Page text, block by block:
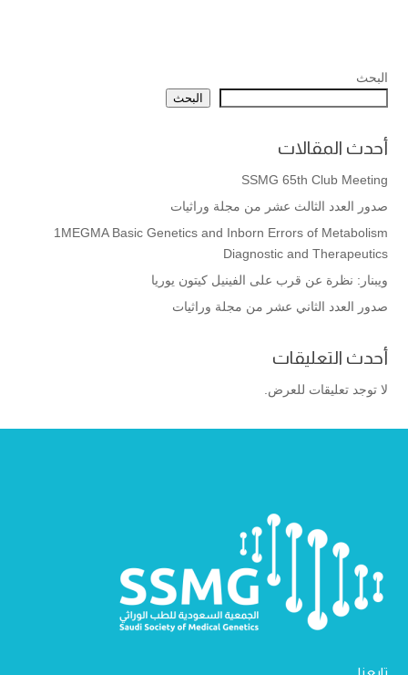
البحث
البحث
أحدث المقالات
SSMG 65th Club Meeting
صدور العدد الثالث عشر من مجلة وراثيات
1MEGMA Basic Genetics and Inborn Errors of Metabolism
Diagnostic and Therapeutics
ويبنار: نظرة عن قرب على الفينيل كيتون يوريا
صدور العدد الثاني عشر من مجلة وراثيات
أحدث التعليقات
لا توجد تعليقات للعرض.